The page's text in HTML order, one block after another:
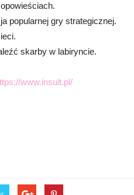
popularnej gry strategicznej.
skarby w labiryncie.
www.insult.pl/